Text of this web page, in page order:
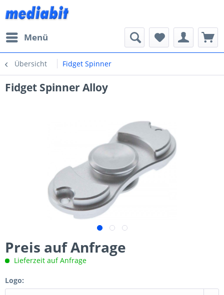
Menü
Übersicht Fidget Spinner
Fidget Spinner Alloy
Preis auf Anfrage
Lieferzeit auf Anfrage
Logo: